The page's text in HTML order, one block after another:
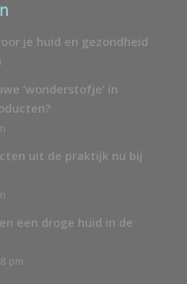
je huid en gezondheid
‘wonderstofje’ in
uit de praktijk nu bij
een droge huid in de
pm